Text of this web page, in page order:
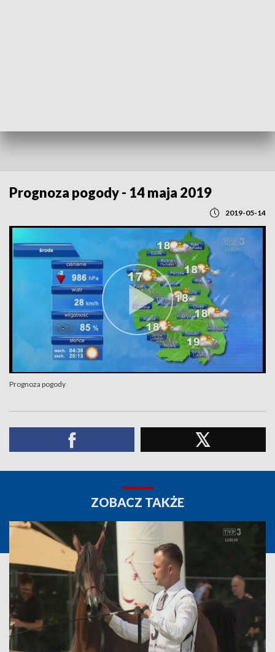
Prognoza pogody - 14 maja 2019
2019-05-14
Prognoza pogody
ZOBACZ TAKŻE